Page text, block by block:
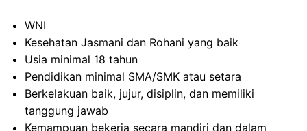
WNI
Kesehatan Jasmani dan Rohani yang baik
Usia minimal 18 tahun
Pendidikan minimal SMA/SMK atau setara
Berkelakuan baik, jujur, disiplin, dan memiliki
tanggung jawab
Kemampuan bekerja secara mandiri dan dalam